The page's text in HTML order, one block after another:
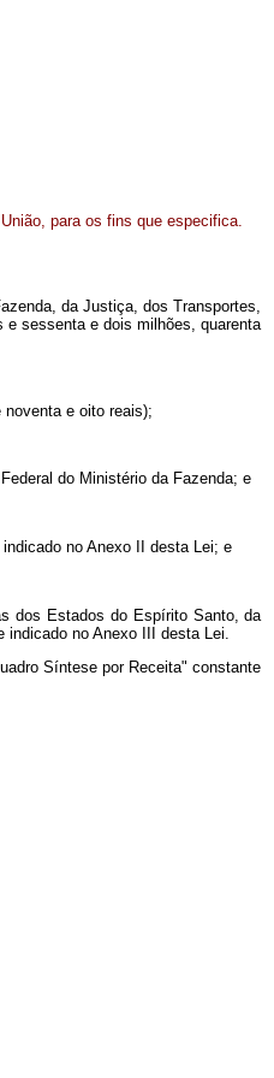
para os fins que especifica.
da Justiça, dos Transportes,
e sessenta e dois milhões, quarenta
e oito reais);
do Ministério da Fazenda; e
no Anexo II desta Lei; e
dos Estados do Espírito Santo, da
no Anexo III desta Lei.
Síntese por Receita" constante